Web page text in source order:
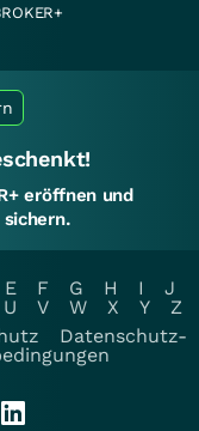
eröffnen und
E F G H I
J
U V W X Y
Z
Datenschutz-